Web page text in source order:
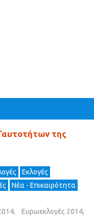
της
Εκλογές
Νέα - Επικαιρότητα
, Ευρωεκλογές 2014,